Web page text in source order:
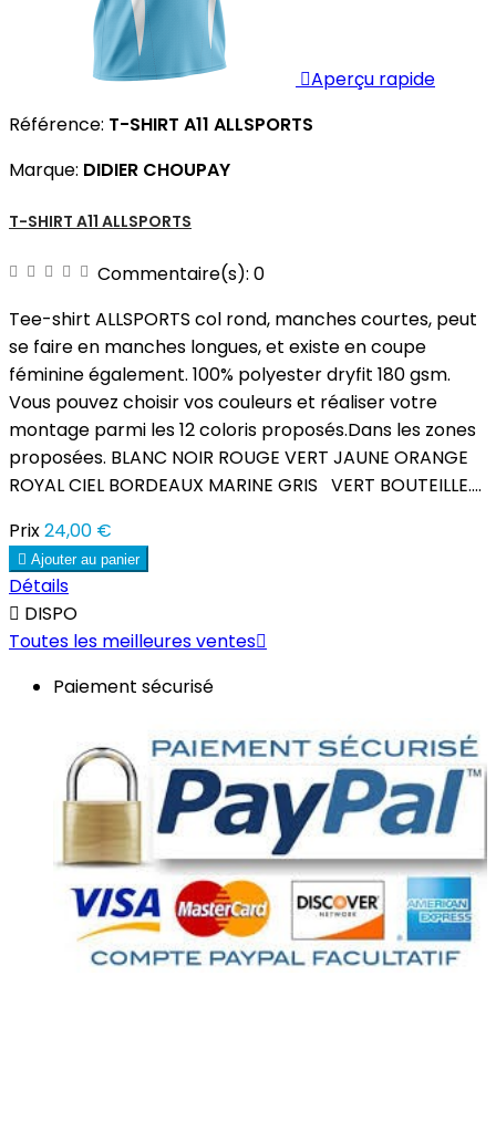
Aperçu rapide
Référence: T-SHIRT A11 ALLSPORTS
Marque: DIDIER CHOUPAY
T-SHIRT A11 ALLSPORTS
Commentaire(s): 0
Tee-shirt ALLSPORTS col rond, manches courtes, peut
se faire en manches longues, et existe en coupe
féminine également. 100% polyester dryfit 180 gsm.
Vous pouvez choisir vos couleurs et réaliser votre
montage parmi les 12 coloris proposés.Dans les zones
proposées. BLANC NOIR ROUGE VERT JAUNE ORANGE
ROYAL CIEL BORDEAUX MARINE GRIS VERT BOUTEILLE....
Prix24,00 €
 Ajouter au panier
Détails
 DISPO
Toutes les meilleures ventes
Paiement sécurisé